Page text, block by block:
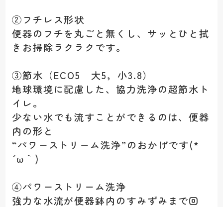
②フチレス形状
便器のフチを丸ごと無くし、サッとひと拭
きお掃除ラクラクです。
③節水（ECO5 大5，小3.8）
地球環境に配慮した、協力洗浄の超節水ト
イレ。
少ない水でも流すことができるのは、便器
内の形と
“パワーストリーム洗浄”のおかげです(*
´ω｀)
④パワーストリーム洗浄
強力な水流が便器鉢内のすみずみまで回